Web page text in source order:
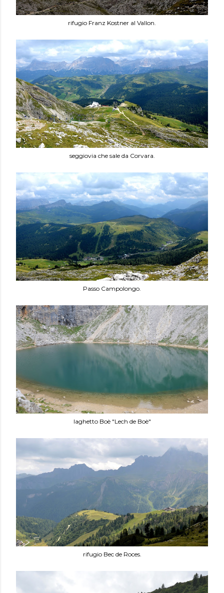
rifugio Franz Kostner al Vallon.
seggiovia che sale da Corvara.
Passo Campolongo.
laghetto Boè "Lech de Boè"
rifugio Bec de Roces.